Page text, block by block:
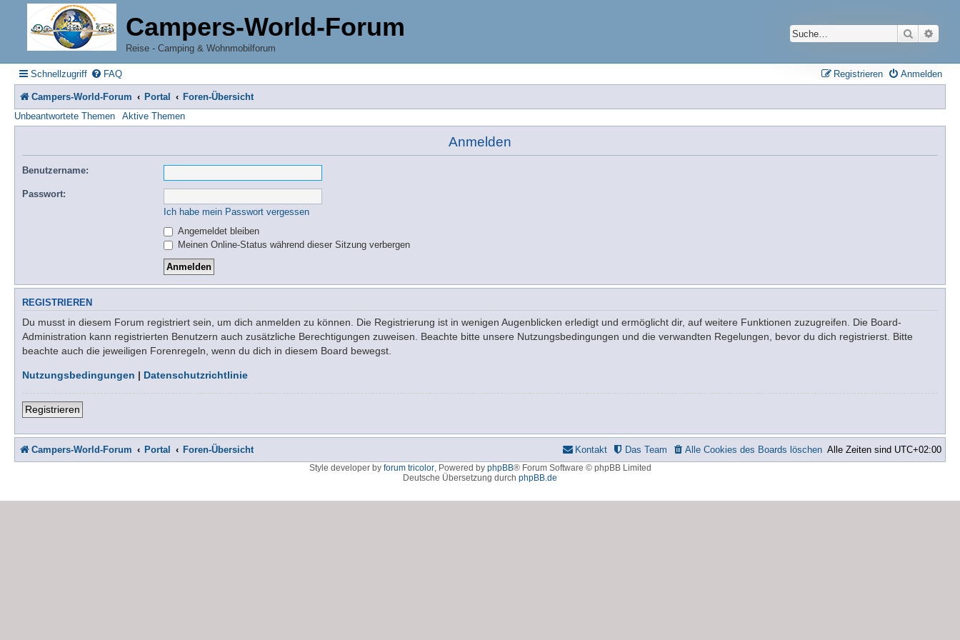
Campers-World-Forum
Reise - Camping & Wohnmobilforum
Suche
Schnellzugriff FAQ Anmelden
Registrieren
Campers-World-Forum Portal
Foren-Übersicht
Unbeantwortete Themen
Aktive Themen
Anmelden
Benutzername:
Passwort:
Ich habe mein Passwort vergessen
Angemeldet bleiben
Meinen Online-Status während dieser Sitzung verbergen
REGISTRIEREN
Du musst in diesem Forum registriert sein, um dich anmelden zu können. Die Registrierung ist in wenigen Augenblicken erledigt und ermöglicht dir, auf weitere Funktionen zuzugreifen. Die Board-
Administration kann registrierten Benutzern auch zusätzliche Berechtigungen zuweisen. Beachte bitte unsere Nutzungsbedingungen und die verwandten Regelungen, bevor du dich registrierst. Bitte
beachte auch die jeweiligen Forenregeln, wenn du dich in diesem Board bewegst.
Nutzungsbedingungen | Datenschutzrichtlinie
Registrieren
Campers-World-Forum Portal Foren-Übersicht Alle Zeiten sind UTC+02:00
Alle Cookies des Boards löschen
Das Team
Kontakt
Style developer by forum tricolor, Powered by phpBB® Forum Software © phpBB Limited
Deutsche Übersetzung durch phpBB.de